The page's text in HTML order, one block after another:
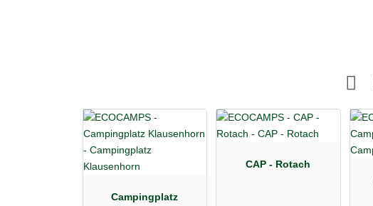
Campingplatz
CAP - Rotach